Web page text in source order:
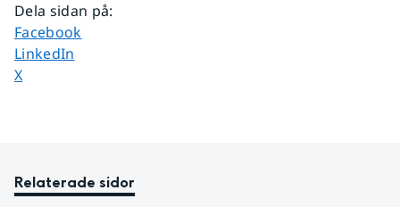
Dela sidan på:
Dela sidan på
Facebook
Dela sidan på
LinkedIn
Dela sidan på
X
Relaterade sidor